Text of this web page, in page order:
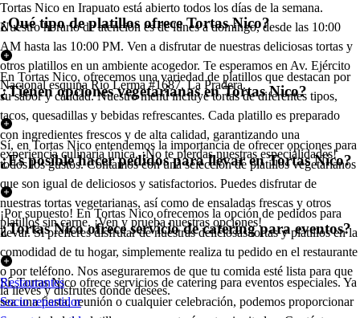
Tortas Nico en Irapuato está abierto todos los días de la semana.
Nuestro horario de atención es de lunes a domingo, desde las 10:00
AM hasta las 10:00 PM. Ven a disfrutar de nuestras deliciosas tortas y
otros platillos en un ambiente acogedor. Te esperamos en Av. Ejército
Nacional esquina Río Lerma #1687, La Pradera.
¿Qué tipo de platillos ofrece Tortas Nico?
En Tortas Nico, ofrecemos una variedad de platillos que destacan por
su sabor y calidad. Nuestro menú incluye tortas de diferentes tipos,
tacos, quesadillas y bebidas refrescantes. Cada platillo es preparado
con ingredientes frescos y de alta calidad, garantizando una
experiencia culinaria única. ¡No te pierdas nuestras especialidades!
¿Tienen opciones vegetarianas en Tortas Nico?
Sí, en Tortas Nico entendemos la importancia de ofrecer opciones para
todos los gustos. Contamos con una selección de platillos vegetarianos
que son igual de deliciosos y satisfactorios. Puedes disfrutar de
nuestras tortas vegetarianas, así como de ensaladas frescas y otros
platillos sin carne. ¡Ven y prueba nuestras opciones!
¿Es posible hacer pedidos para llevar en Tortas Nico?
¡Por supuesto! En Tortas Nico ofrecemos la opción de pedidos para
llevar. Si prefieres disfrutar de nuestras deliciosas tortas y platillos en la
comodidad de tu hogar, simplemente realiza tu pedido en el restaurante
o por teléfono. Nos aseguraremos de que tu comida esté lista para que
la lleves y disfrutes donde desees.
¿Tortas Nico ofrece servicio de catering para eventos?
Sí, Tortas Nico ofrece servicios de catering para eventos especiales. Ya
sea una fiesta, reunión o cualquier celebración, podemos proporcionar
Restaurantes
Socio repartidor